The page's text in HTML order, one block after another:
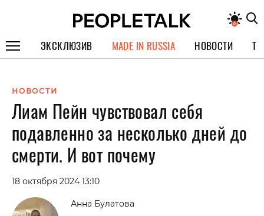
ЭКСКЛЮЗИВ
СПЕЦПРОЕКТЫ
ИНТЕРВЬЮ
ПОКОЛЕНИЕ
MADE IN RUSSIA НОВОСТИ
НОВОСТИ
Лиам Пейн чувствовал себя
подавленно за несколько дней до
смерти. И вот почему
18 октября 2024 13:10
Анна Булатова